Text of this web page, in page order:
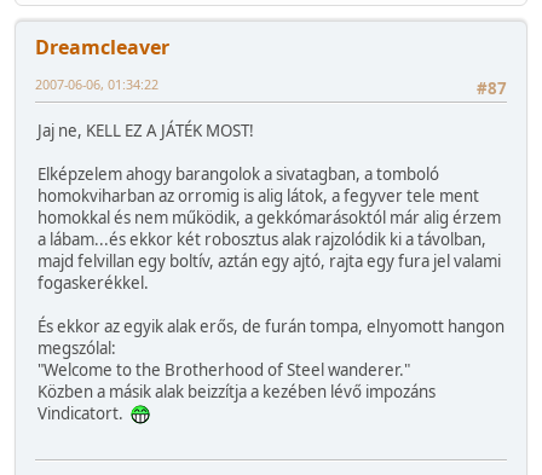
Dreamcleaver
#87
2007-06-06, 01:34:22
Jaj ne, KELL EZ A JÁTÉK MOST!
Elképzelem ahogy barangolok a sivatagban, a tomboló
homokviharban az orromig is alig látok, a fegyver tele ment
homokkal és nem működik, a gekkómarásoktól már alig érzem
a lábam...és ekkor két robosztus alak rajzolódik ki a távolban,
majd felvillan egy boltív, aztán egy ajtó, rajta egy fura jel valami
fogaskerékkel.
És ekkor az egyik alak erős, de furán tompa, elnyomott hangon
megszólal:
"Welcome to the Brotherhood of Steel wanderer."
Közben a másik alak beizzítja a kezében lévő impozáns
Vindicatort.